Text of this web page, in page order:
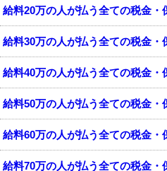
給料20万の人が払う全ての税金・
給料30万の人が払う全ての税金・
給料40万の人が払う全ての税金・
給料50万の人が払う全ての税金・
給料60万の人が払う全ての税金・
給料70万の人が払う全ての税金・